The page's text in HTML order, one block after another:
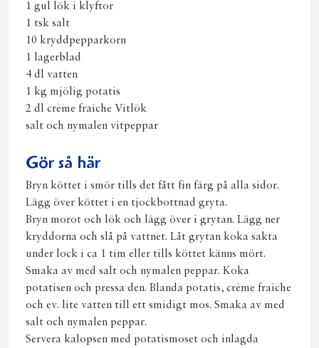
1 gul lök i klyftor
1 tsk salt
10 kryddpepparkorn
1 lagerblad
4 dl vatten
1 kg mjölig potatis
2 dl crème fraiche Vitlök
salt och nymalen vitpeppar
Gör så här
Bryn köttet i smör tills det fått fin färg på alla sidor.
Lägg över köttet i en tjockbottnad gryta.
Bryn morot och lök och lägg över i grytan. Lägg ner
kryddorna och slå på vattnet. Låt grytan koka sakta
under lock i ca 1 tim eller tills köttet känns mört.
Smaka av med salt och nymalen peppar. Koka
potatisen och pressa den. Blanda potatis, crème fraiche
och ev. lite vatten till ett smidigt mos. Smaka av med
salt och nymalen peppar.
Servera kalopsen med potatismoset och inlagda